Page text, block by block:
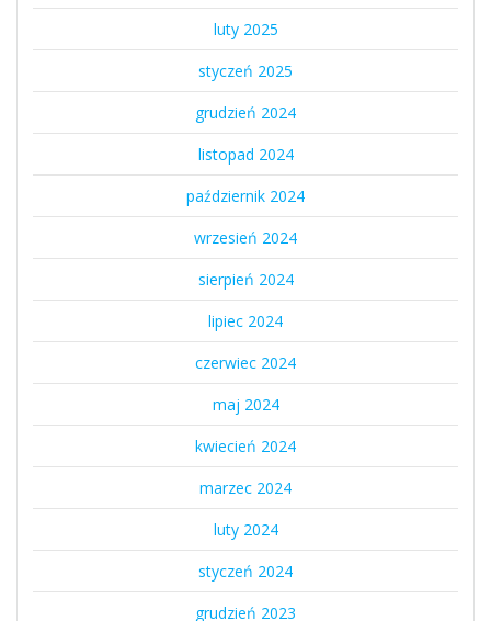
luty 2025
styczeń 2025
grudzień 2024
listopad 2024
październik 2024
wrzesień 2024
sierpień 2024
lipiec 2024
czerwiec 2024
maj 2024
kwiecień 2024
marzec 2024
luty 2024
styczeń 2024
grudzień 2023